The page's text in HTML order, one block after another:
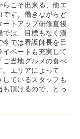
こそ出来る、他エ
です。働きながらど
ートアップ研修直後
では、目標もなく漠
では看護師長を目
ベートも充実して
ご当地グルメの食べ
エリアによって
ているスタッフも
頂けるので、とっ